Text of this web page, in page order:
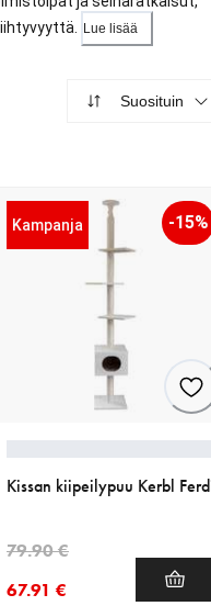
Lue lisää
Suosituin
Kampanja -15%
Kissan kiipeilypuu Kerbl
67.91 €
79.90 €